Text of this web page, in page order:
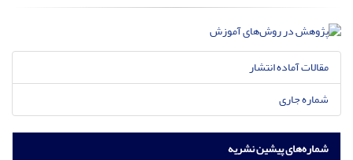
مقالات آماده انتشار
شماره جاری
شماره‌های پیشین نشریه